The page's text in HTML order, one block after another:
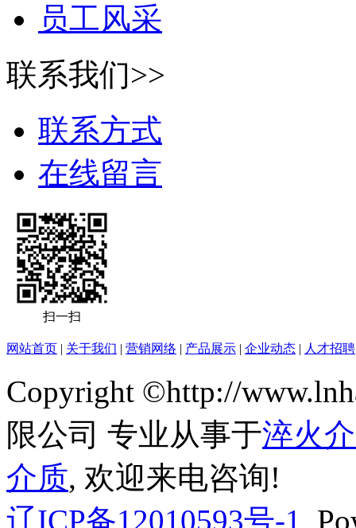
员工风采
联系我们>>
联系方式
在线留言
扫一扫
网站首页 | 关于我们 | 营销网络 | 产品展示 | 企业动态 | 人才招聘
Copyright ©http://
限公司 专业从事于淬火
介质, 欢迎来电咨询!
辽ICP备12010593号-1